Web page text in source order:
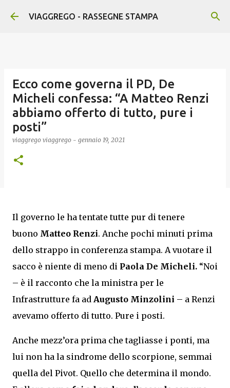
Passa ai contenuti principali
VIAGGREGO - RASSEGNE STAMPA
Ecco come governa il PD, De
Micheli confessa: “A Matteo Renzi
abbiamo offerto di tutto, pure i
posti”
viaggrego viaggrego - gennaio 19, 2021
Il governo le ha tentate tutte pur di tenere
buono Matteo Renzi. Anche pochi minuti prima
dello strappo in conferenza stampa. A vuotare il
sacco è niente di meno di Paola De Micheli. “Noi
– è il racconto che la ministra per le
Infrastrutture fa ad Augusto Minzolini – a Renzi
avevamo offerto di tutto. Pure i posti.
Anche mezz’ora prima che tagliasse i ponti, ma
lui non ha la sindrome dello scorpione, semmai
quella del Pivot. Quello che determina il mondo.